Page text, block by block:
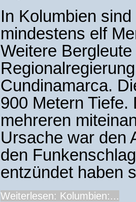
In Kolumbien
mindestens elf
Weitere
Cundinamarca.
900 Metern
mehreren
Ursache war den
den
entzündet haben
Weiterlesen: Kolumbien:...